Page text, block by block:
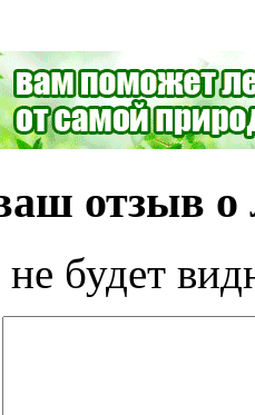
отзыв о
будет